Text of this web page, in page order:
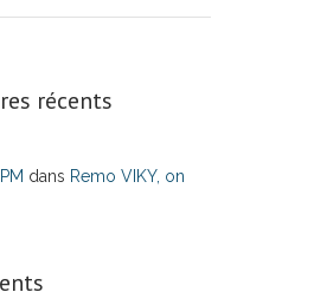
récents
dans Remo VIKY, on